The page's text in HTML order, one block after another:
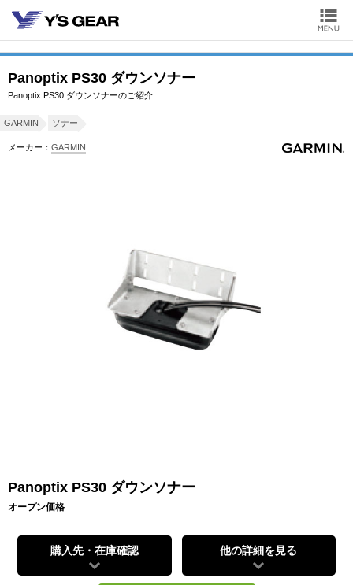
Panoptix PS30 ダウンソナー
Panoptix PS30 ダウンソナーのご紹介
GARMIN ソナー
メーカー： GARMIN
Panoptix PS30 ダウンソナー
オープン価格
購入先・在庫確認 他の詳細を見る